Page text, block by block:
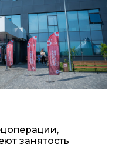
занятость